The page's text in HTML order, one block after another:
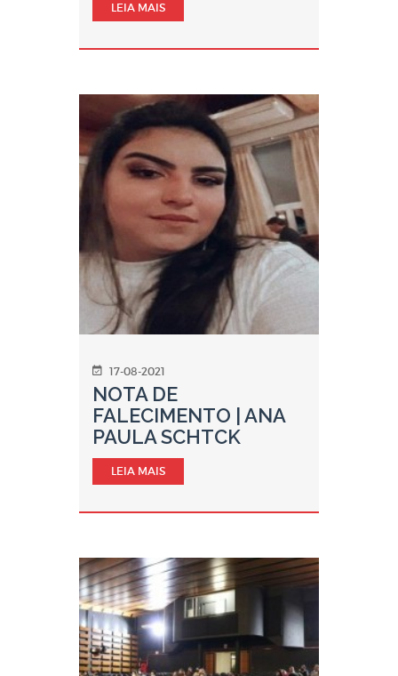
LEIA MAIS
17-08-2021
NOTA DE
FALECIMENTO | ANA
PAULA SCHTCK
LEIA MAIS